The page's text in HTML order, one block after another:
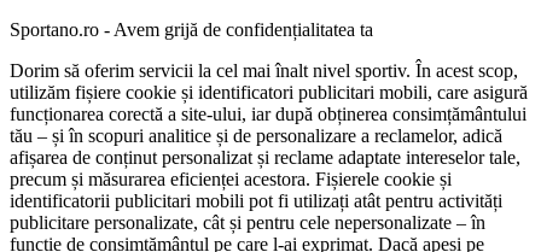
Sportano.ro - Avem grijă de confidențialitatea ta
Dorim să oferim servicii la cel mai înalt nivel sportiv. În acest scop,
utilizăm fișiere cookie și identificatori publicitari mobili, care asigură
funcționarea corectă a site-ului, iar după obținerea consimțământului
tău – și în scopuri analitice și de personalizare a reclamelor, adică
afișarea de conținut personalizat și reclame adaptate intereselor tale,
precum și măsurarea eficienței acestora. Fișierele cookie și
identificatorii publicitari mobili pot fi utilizați atât pentru activități
publicitare personalizate, cât și pentru cele nepersonalizate – în
funcție de consimțământul pe care l-ai exprimat. Dacă apeși pe